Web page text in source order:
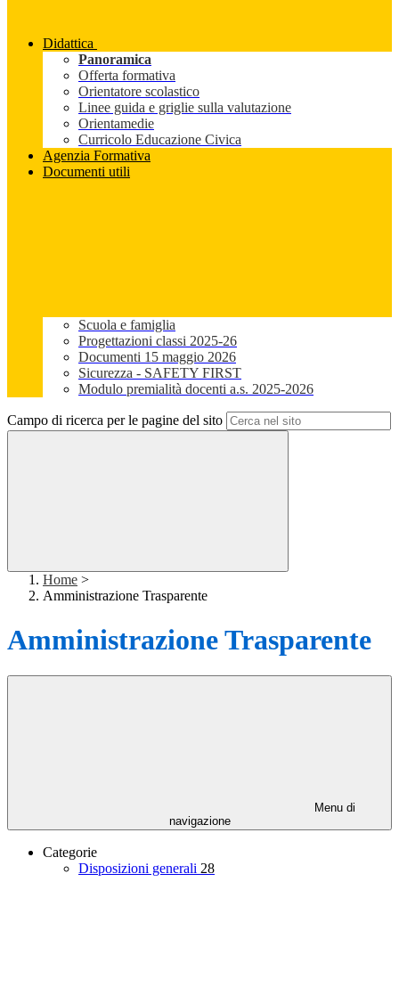
Didattica
Panoramica
Offerta formativa
Orientatore scolastico
Linee guida e griglie sulla valutazione
Orientamedie
Curricolo Educazione Civica
Agenzia Formativa
Documenti utili
Scuola e famiglia
Progettazioni classi 2025-26
Documenti 15 maggio 2026
Sicurezza - SAFETY FIRST
Modulo premialità docenti a.s. 2025-2026
Campo di ricerca per le pagine del sito
Home >
Amministrazione Trasparente
Amministrazione Trasparente
Menu di
navigazione
Categorie
Disposizioni generali 28